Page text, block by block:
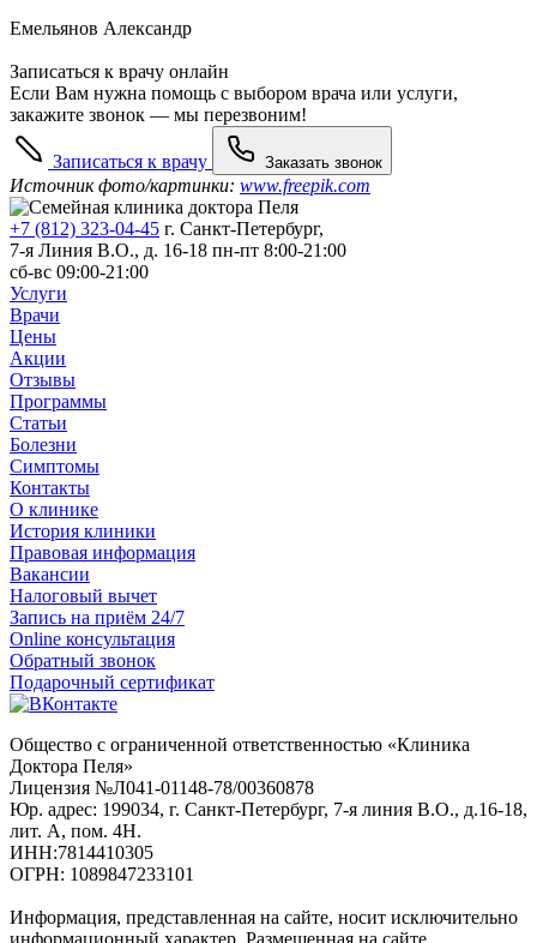
Емельянов Александр
Записаться к врачу онлайн
Если Вам нужна помощь с выбором врача или услуги,
закажите звонок — мы перезвоним!
Записаться к врачу Заказать звонок
Источник фото/картинки: www.freepik.com
+7 (812) 323-04-45 г. Санкт-Петербург,
7-я Линия В.О., д. 16-18 пн-пт 8:00-21:00
сб-вс 09:00-21:00
Услуги
Врачи
Цены
Акции
Отзывы
Программы
Статьи
Болезни
Симптомы
Контакты
О клинике
История клиники
Правовая информация
Вакансии
Налоговый вычет
Запись на приём 24/7
Online консультация
Обратный звонок
Подарочный сертификат
Общество с ограниченной ответственностью «Клиника
Доктора Пеля»
Лицензия №Л041-01148-78/00360878
Юр. адрес: 199034, г. Санкт-Петербург, 7-я линия В.О., д.16-18,
лит. А, пом. 4Н.
ИНН:7814410305
ОГРН: 1089847233101
Информация, представленная на сайте, носит исключительно
информационный характер. Размещенная на сайте